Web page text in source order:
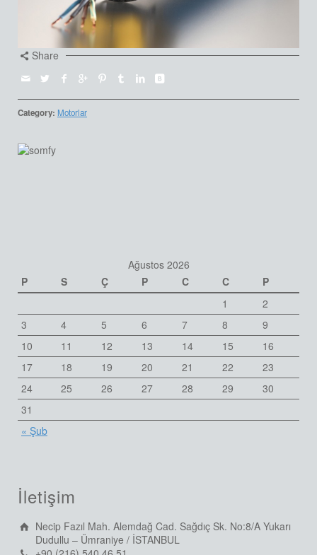
Share
Category: Motorlar
Ağustos 2026
P
S Ç P C C P
« Şub
1
2
3
4 5 6 7 8
9
10
11 12 13 14 15
16
17
18 19 20 21 22
23
24
25 26 27 28 29
30
31
İletişim
Necip Fazıl Mah. Alemdağ Cad. Sağdıç Sk. No:8/A Yukarı
Dudullu – Ümraniye / İSTANBUL